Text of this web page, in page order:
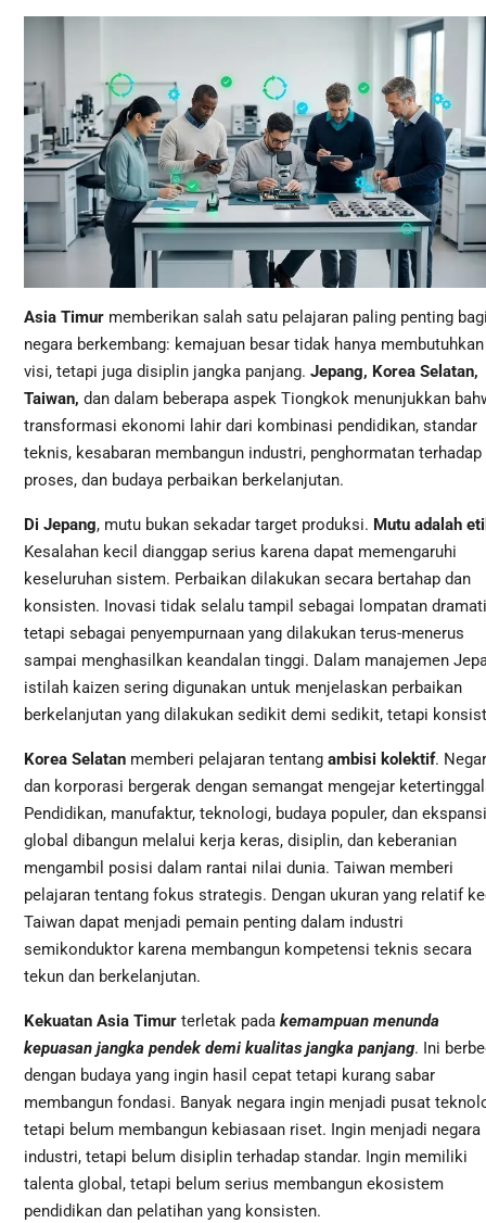
Asia Timurmemberikan salah satu pelajaran paling penting
negara berkembang: kemajuan besar tidak hanya membutuhkan
visi, tetapi juga disiplin jangka panjang. Jepang, Korea Selatan,
Taiwan, dan dalam beberapa aspek Tiongkok menunjukkan
transformasi ekonomi lahir dari kombinasi pendidikan, standar
teknis, kesabaran membangun industri, penghormatan terhadap
proses, dan budaya perbaikan berkelanjutan.
Di Jepang, mutu bukan sekadar target produksi. Mutu adalah
Kesalahan kecil dianggap serius karena dapat memengaruhi
keseluruhan sistem. Perbaikan dilakukan secara bertahap dan
konsisten. Inovasi tidak selalu tampil sebagai lompatan
tetapi sebagai penyempurnaan yang dilakukan terus-menerus
sampai menghasilkan keandalan tinggi. Dalam manajemen
istilah kaizen sering digunakan untuk menjelaskan perbaikan
berkelanjutan yang dilakukan sedikit demi sedikit, tetapi
Korea Selatanmemberi pelajaran tentang ambisi kolektif.
dan korporasi bergerak dengan semangat mengejar
Pendidikan, manufaktur, teknologi, budaya populer, dan ekspansi
global dibangun melalui kerja keras, disiplin, dan keberanian
mengambil posisi dalam rantai nilai dunia. Taiwan memberi
pelajaran tentang fokus strategis. Dengan ukuran yang relatif
Taiwan dapat menjadi pemain penting dalam industri
semikonduktor karena membangun kompetensi teknis secara
tekun dan berkelanjutan.
Kekuatan Asia Timurterletak pada kemampuan menunda
kepuasan jangka pendek demi kualitas jangka panjang. Ini
dengan budaya yang ingin hasil cepat tetapi kurang sabar
membangun fondasi. Banyak negara ingin menjadi pusat
tetapi belum membangun kebiasaan riset. Ingin menjadi negara
industri, tetapi belum disiplin terhadap standar. Ingin memiliki
talenta global, tetapi belum serius membangun ekosistem
pendidikan dan pelatihan yang konsisten.